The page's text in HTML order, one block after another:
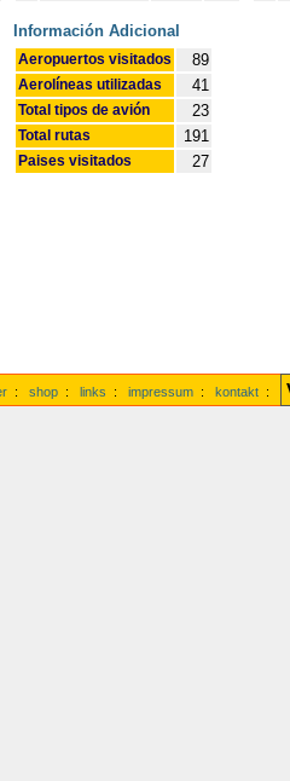
Información Adicional
Aeropuertos visitados 89
Aerolíneas utilizadas 41
Total tipos de avión 23
Total rutas 191
Paises visitados 27
: shop : links : impressum : kontakt :